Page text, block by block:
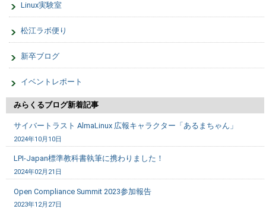
Linux実験室
松江ラボ便り
新卒ブログ
イベントレポート
みらくるブログ新着記事
サイバートラスト AlmaLinux 広報キャラクター「あるまちゃん」
2024年10月10日
LPI-Japan標準教科書執筆に携わりました！
2024年02月21日
Open Compliance Summit 2023参加報告
2023年12月27日